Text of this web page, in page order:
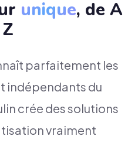
unique, de A
parfaitement les
indépendants du
crée des solutions
vraiment